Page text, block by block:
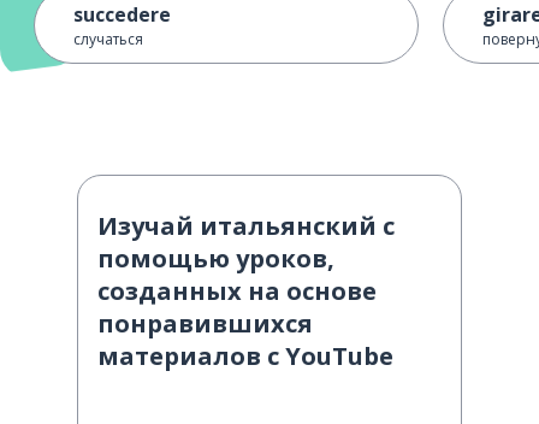
succedere
случаться
Изучай итальянский с
помощью уроков,
созданных на основе
понравившихся
материалов с YouTube